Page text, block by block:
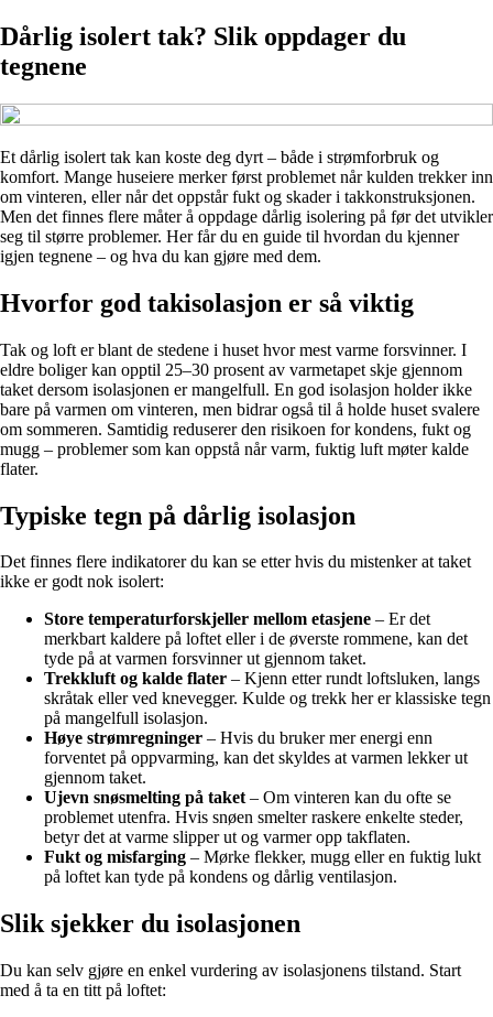
Dårlig isolert tak? Slik oppdager du
tegnene
Et dårlig isolert tak kan koste deg dyrt – både i strømforbruk og
komfort. Mange huseiere merker først problemet når kulden trekker inn
om vinteren, eller når det oppstår fukt og skader i takkonstruksjonen.
Men det finnes flere måter å oppdage dårlig isolering på før det utvikler
seg til større problemer. Her får du en guide til hvordan du kjenner
igjen tegnene – og hva du kan gjøre med dem.
Hvorfor god takisolasjon er så viktig
Tak og loft er blant de stedene i huset hvor mest varme forsvinner. I
eldre boliger kan opptil 25–30 prosent av varmetapet skje gjennom
taket dersom isolasjonen er mangelfull. En god isolasjon holder ikke
bare på varmen om vinteren, men bidrar også til å holde huset svalere
om sommeren. Samtidig reduserer den risikoen for kondens, fukt og
mugg – problemer som kan oppstå når varm, fuktig luft møter kalde
flater.
Typiske tegn på dårlig isolasjon
Det finnes flere indikatorer du kan se etter hvis du mistenker at taket
ikke er godt nok isolert:
Store temperaturforskjeller mellom etasjene – Er det
merkbart kaldere på loftet eller i de øverste rommene, kan det
tyde på at varmen forsvinner ut gjennom taket.
Trekkluft og kalde flater – Kjenn etter rundt loftsluken, langs
skråtak eller ved knevegger. Kulde og trekk her er klassiske tegn
på mangelfull isolasjon.
Høye strømregninger – Hvis du bruker mer energi enn
forventet på oppvarming, kan det skyldes at varmen lekker ut
gjennom taket.
Ujevn snøsmelting på taket– Om vinteren kan du ofte se
problemet utenfra. Hvis snøen smelter raskere enkelte steder,
betyr det at varme slipper ut og varmer opp takflaten.
Fukt og misfarging – Mørke flekker, mugg eller en fuktig lukt
på loftet kan tyde på kondens og dårlig ventilasjon.
Slik sjekker du isolasjonen
Du kan selv gjøre en enkel vurdering av isolasjonens tilstand. Start
med å ta en titt på loftet: